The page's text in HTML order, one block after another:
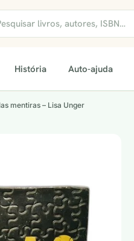
História Auto-ajuda
mentiras – Lisa Unger